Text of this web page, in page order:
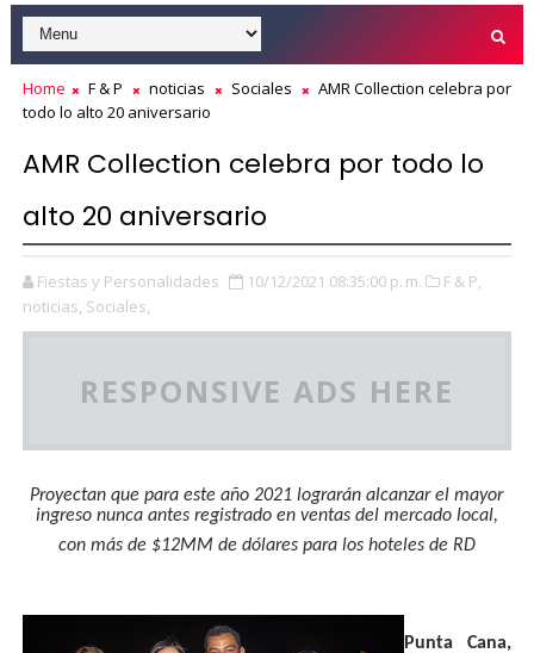
Home F & P noticias Sociales
AMR Collection celebra por
todo lo alto 20 aniversario
AMR Collection celebra por todo lo
alto 20 aniversario
Fiestas y Personalidades 10/12/2021 08:35:00 p. m.
F & P,
noticias, Sociales,
RESPONSIVE ADS HERE
Proyectan que para este año 2021 lograrán alcanzar el mayor
ingreso nunca antes registrado en ventas del mercado local,
con más de $12MM de dólares para los hoteles de RD
Punta Cana,